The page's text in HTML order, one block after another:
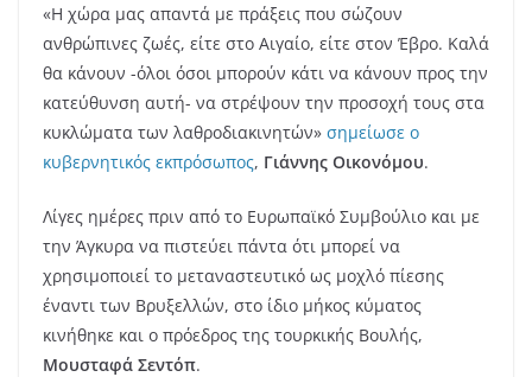
«Η χώρα μας απαντά με πράξεις που σώζουν
ανθρώπινες ζωές, είτε στο Αιγαίο, είτε στον Έβρο. Καλά
θα κάνουν -όλοι όσοι μπορούν κάτι να κάνουν προς την
κατεύθυνση αυτή- να στρέψουν την προσοχή τους στα
κυκλώματα των λαθροδιακινητών» σημείωσε ο
κυβερνητικός εκπρόσωπος, Γιάννης Οικονόμου.
Λίγες ημέρες πριν από το Ευρωπαϊκό Συμβούλιο και με
την Άγκυρα να πιστεύει πάντα ότι μπορεί να
χρησιμοποιεί το μεταναστευτικό ως μοχλό πίεσης
έναντι των Βρυξελλών, στο ίδιο μήκος κύματος
κινήθηκε και ο πρόεδρος της τουρκικής Βουλής,
Μουσταφά Σεντόπ.